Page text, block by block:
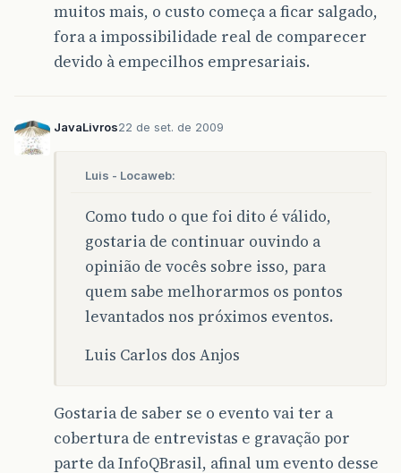
muitos mais, o custo começa a ficar salgado,
fora a impossibilidade real de comparecer
devido à empecilhos empresariais.
JavaLivros22 de set. de 2009
Luis - Locaweb:
Como tudo o que foi dito é válido,
gostaria de continuar ouvindo a
opinião de vocês sobre isso, para
quem sabe melhorarmos os pontos
levantados nos próximos eventos.
Luis Carlos dos Anjos
Gostaria de saber se o evento vai ter a
cobertura de entrevistas e gravação por
parte da InfoQBrasil, afinal um evento desse